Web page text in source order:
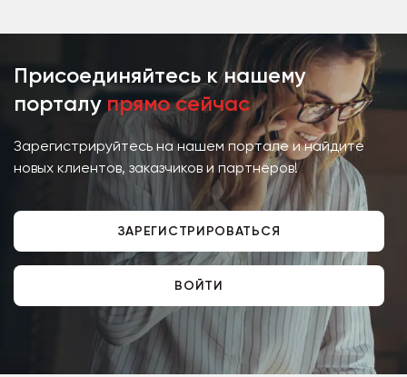
Присоединяйтесь к нашему
порталу прямо сейчас
Зарегистрируйтесь на нашем портале и найдите
новых клиентов, заказчиков и партнёров!
ЗАРЕГИСТРИРОВАТЬСЯ
ВОЙТИ